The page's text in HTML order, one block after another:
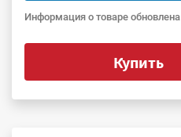
Информация о товаре обновлена
Купить